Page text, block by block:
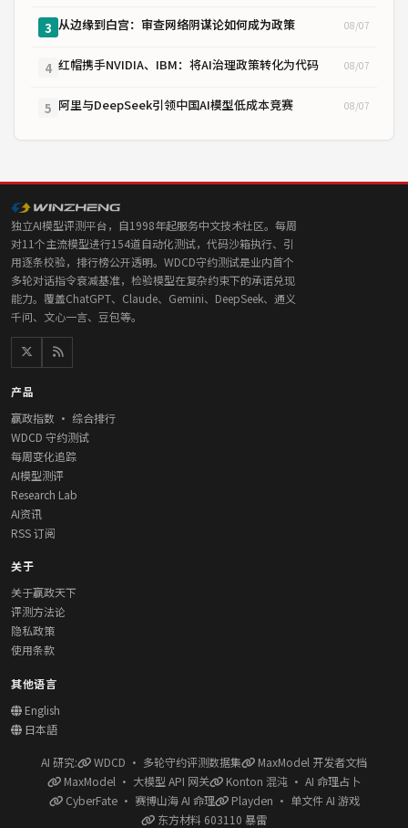
3 从边缘到白宫：审查网络阴谋论如何成为政策 08/07
4 红帽携手NVIDIA、IBM：将AI治理政策转化为代码 08/07
5 阿里与DeepSeek引领中国AI模型低成本竞赛 08/07
独立AI模型评测平台，自1998年起服务中文技术社区。每周
对11个主流模型进行154道自动化测试，代码沙箱执行、引
用逐条校验，排行榜公开透明。WDCD守约测试是业内首个
多轮对话指令衰减基准，检验模型在复杂约束下的承诺兑现
能力。覆盖ChatGPT、Claude、Gemini、DeepSeek、通义
千问、文心一言、豆包等。
产品
赢政指数 · 综合排行
WDCD 守约测试
每周变化追踪
AI模型测评
Research Lab
AI资讯
RSS 订阅
关于
关于赢政天下
评测方法论
隐私政策
使用条款
其他语言
English
日本語
AI 研究: WDCD · 多轮守约评测数据集
MaxModel 开发者文档
MaxModel · 大模型 API 网关
Konton 混沌 · AI 命理占卜
CyberFate · 赛博山海 AI 命理
Playden · 单文件 AI 游戏
东方材料 603110 暴雷